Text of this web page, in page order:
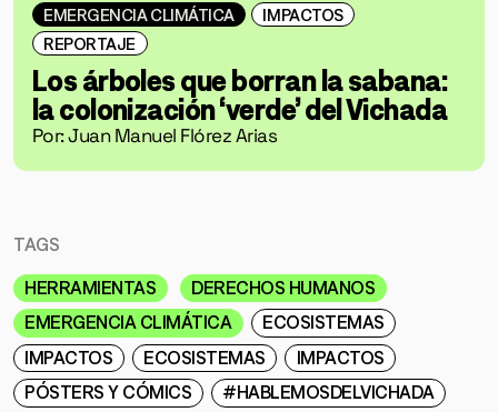
EMERGENCIA CLIMÁTICA
IMPACTOS
REPORTAJE
Los árboles que borran la sabana:
la colonización ‘verde’ del Vichada
Por: Juan Manuel Flórez Arias
TAGS
HERRAMIENTAS
DERECHOS HUMANOS
EMERGENCIA CLIMÁTICA
ECOSISTEMAS
IMPACTOS
ECOSISTEMAS
IMPACTOS
PÓSTERS Y CÓMICS
#HABLEMOSDELVICHADA